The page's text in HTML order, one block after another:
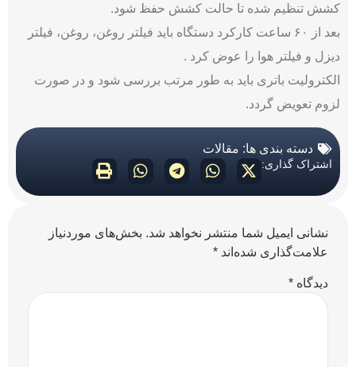
کشش تنظیم شده تا حالت کشش حفظ شود.
بعد از ۶۰ ساعت کارکرد دستگاه باید فیلتر روغن، روغن، فیلتر
دیزل و فیلتر هوا را عوض کرد .
الکترولیت باتری باید به طور مرتب بررسی شود و در صورت
لزوم تعویض گردد.
دسته بندی ها: مقالات
اشتراک گذاری:
نشانی ایمیل شما منتشر نخواهد شد. بخش‌های موردنیاز
علامت‌گذاری شده‌اند *
دیدگاه *